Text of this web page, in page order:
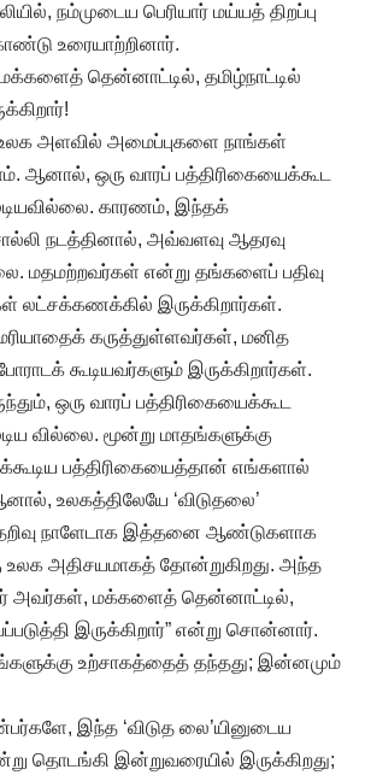
நம்முடைய பெரியார் மய்யத் திறப்பு
உரையாற்றினார்.
தென்னாட்டில், தமிழ்நாட்டில்
அளவில் அமைப்புகளை நாங்கள்
ஆனால், ஒரு வாரப் பத்திரிகையைக்கூட
காரணம், இந்தக்
நடத்தினால், அவ்வளவு ஆதரவு
மதமற்றவர்கள் என்று தங்களைப் பதிவு
லட்சக்கணக்கில் இருக்கிறார்கள்.
கருத்துள்ளவர்கள், மனித
கூடியவர்களும் இருக்கிறார்கள்.
ஒரு வாரப் பத்திரிகையைக்கூட
வில்லை. மூன்று மாதங்களுக்கு
பத்திரிகையைத்தான் எங்களால்
உலகத்திலேயே ‘விடுதலை’
நாளேடாக இத்தனை ஆண்டுகளாக
உலக அதிசயமாகத் தோன்றுகிறது. அந்த
அவர்கள், மக்களைத் தென்னாட்டில்,
இருக்கிறார்” என்று சொன்னார்.
உற்சாகத்தைத் தந்தது; இன்னமும்
இந்த ‘விடுத லை’யினுடைய
தொடங்கி இன்றுவரையில் இருக்கிறது;